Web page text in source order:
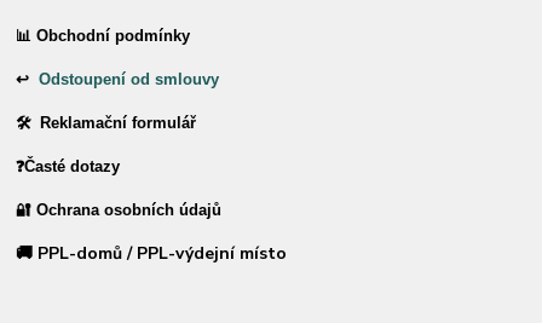
📊 Obchodní podmínky
↩Odstoupení od smlouvy
🛠 Reklamační formulář
❓Časté dotazy
🔐 Ochrana osobních údajů
🚚 PPL-domů / PPL-výdejní místo